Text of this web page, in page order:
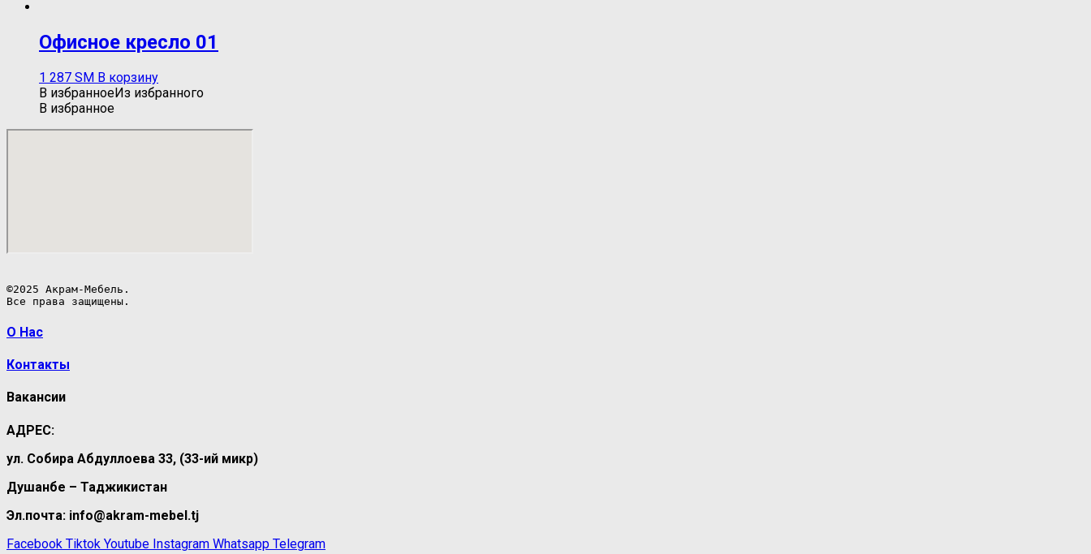
Офисное кресло 01
1 287 ЅМ В корзину
В избранноеИз избранного
В избранное
©2025 Акрам-Мебель.
Все права защищены.
О Нас
Контакты
Вакансии
АДРЕС:
ул. Собира Абдуллоева 33, (33-ий микр)
Душанбе – Таджикистан
Эл.почта: info@akram-mebel.tj
Facebook Tiktok Youtube Instagram Whatsapp Telegram